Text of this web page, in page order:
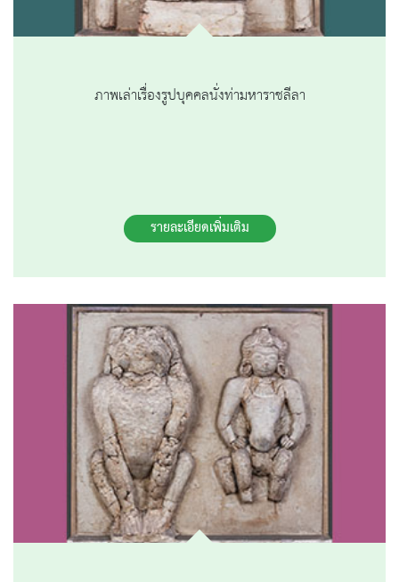
ภาพเล่าเรื่องรูปบุคคลนั่งท่ามหาราชลีลา
รายละเอียดเพิ่มเติม